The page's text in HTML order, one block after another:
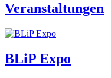
Veranstaltungen
BLiP Expo